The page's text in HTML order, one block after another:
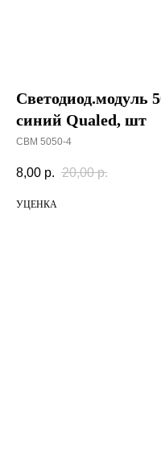
Светодиод.модуль
синий Qualed, шт
СВМ 5050-4
8,00 р. 20,00 р.
УЦЕНКА